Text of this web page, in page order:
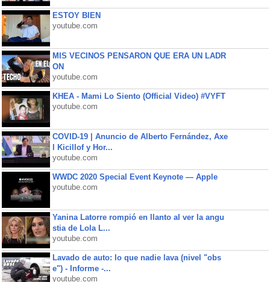
ESTOY BIEN
youtube.com
MIS VECINOS PENSARON QUE ERA UN LADR
ON
youtube.com
KHEA - Mami Lo Siento (Official Video) #VYFT
youtube.com
COVID-19 | Anuncio de Alberto Fernández, Axe
l Kicillof y Hor...
youtube.com
WWDC 2020 Special Event Keynote — Apple
youtube.com
Yanina Latorre rompió en llanto al ver la angu
stia de Lola L...
youtube.com
Lavado de auto: lo que nadie lava (nivel "obs
e") - Informe -...
youtube.com